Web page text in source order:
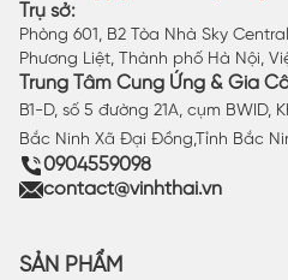
Trụ sở:
Phòng 601, B2 Tòa Nhà Sky
Phương Liệt, Thành phố Hà Nội,
Trung Tâm Cung Ứng & Gia
B1-D, số 5 đường 21A, cụm BWID,
Bắc Ninh Xã Đại Đồng,Tỉnh Bắc
0904559098
contact@vinhthai.vn
SẢN PHẨM